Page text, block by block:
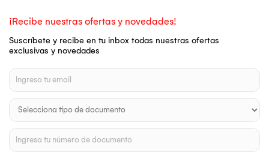
¡Recibe nuestras ofertas y novedades!
Suscríbete y recibe en tu inbox todas nuestras ofertas
exclusivas y novedades